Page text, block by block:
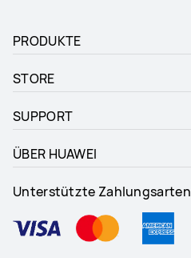
PRODUKTE
STORE
SUPPORT
ÜBER HUAWEI
Unterstützte Zahlungsarten